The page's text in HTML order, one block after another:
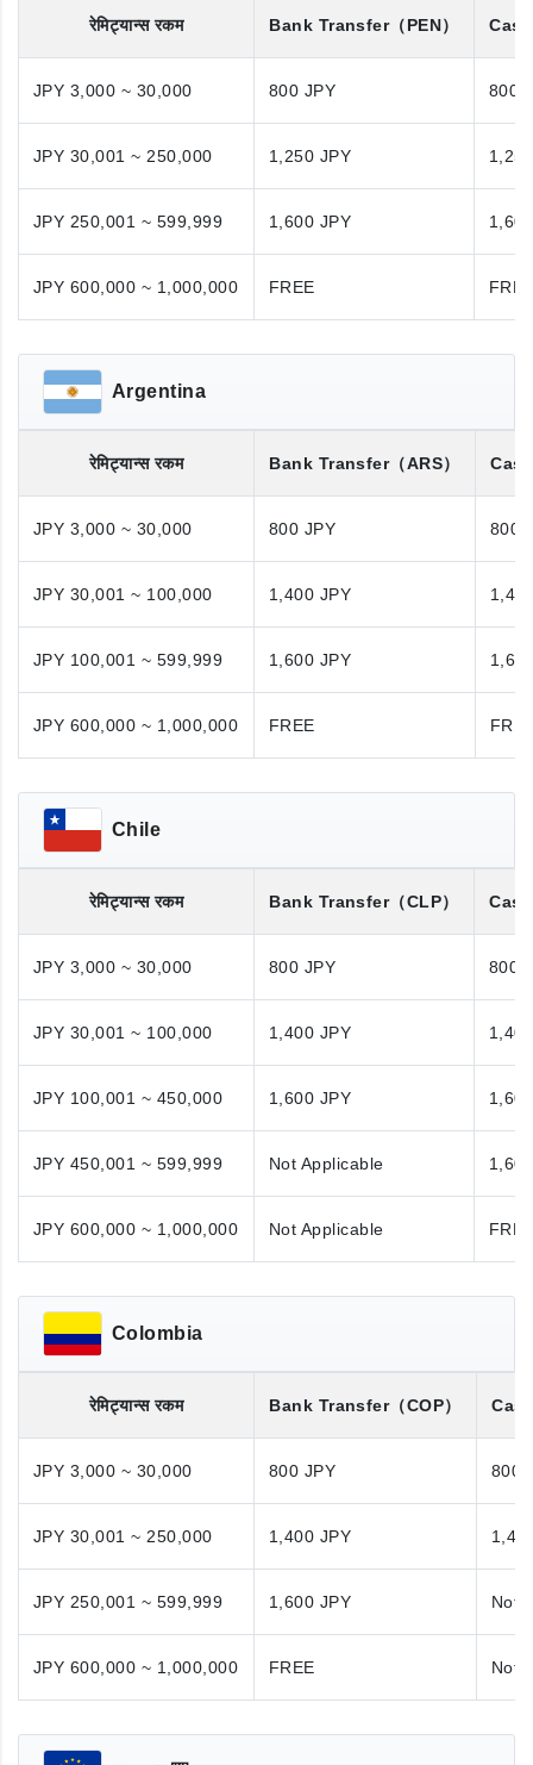
रेमिट्यान्स रकम Bank Transfer（PEN）
JPY 3,000 ~ 30,000 800 JPY 800
JPY 30,001 ~ 250,000 1,250 JPY
JPY 250,001 ~ 599,999 1,600 JPY
JPY 600,000 ~ 1,000,000 FREE
Argentina
रेमिट्यान्स रकम Bank Transfer（ARS）
JPY 3,000 ~ 30,000 800 JPY 800
JPY 30,001 ~ 100,000 1,400 JPY
JPY 100,001 ~ 599,999 1,600 JPY
JPY 600,000 ~ 1,000,000 FREE
Chile
रेमिट्यान्स रकम Bank Transfer（CLP）
JPY 3,000 ~ 30,000 800 JPY 800
JPY 30,001 ~ 100,000 1,400 JPY
JPY 100,001 ~ 450,000 1,600 JPY
JPY 450,001 ~ 599,999 Not Applicable
JPY 600,000 ~ 1,000,000 Not Applicable
Colombia
रेमिट्यान्स रकम Bank Transfer（COP）
JPY 3,000 ~ 30,000 800 JPY 800
JPY 30,001 ~ 250,000 1,400 JPY
JPY 250,001 ~ 599,999 1,600 JPY Not
JPY 600,000 ~ 1,000,000 FREE Not